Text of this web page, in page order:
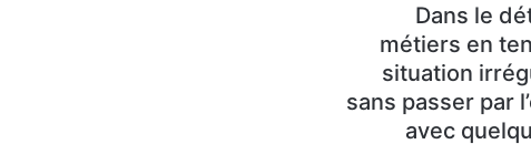
Dans le
métiers en
situation
sans passer par
avec